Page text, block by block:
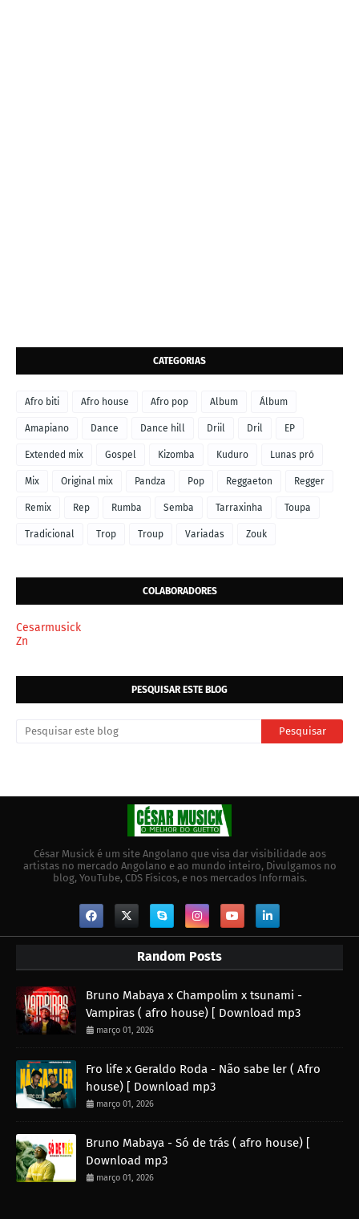
CATEGORIAS
Afro biti Afro house Afro pop Album Álbum
Amapiano Dance Dance hill Driil Dril EP
Extended mix Gospel Kizomba Kuduro Lunas pró
Mix Original mix Pandza Pop Reggaeton Regger
Remix Rep Rumba Semba Tarraxinha Toupa
Tradicional Trop Troup Variadas Zouk
COLABORADORES
Cesarmusick
Zn
PESQUISAR ESTE BLOG
César Musick é um site Angolano que visa dar visibilidade aos
artistas no mercado Angolano e ao mundo inteiro, Divulgamos no
blog, YouTube, CDS Físicos, e nos mercados Informais.
Random Posts
Bruno Mabaya x Champolim x tsunami -
Vampiras ( afro house) [ Download mp3
março 01, 2026
Fro life x Geraldo Roda - Não sabe ler ( Afro
house) [ Download mp3
março 01, 2026
Bruno Mabaya - Só de trás ( afro house) [
Download mp3
março 01, 2026